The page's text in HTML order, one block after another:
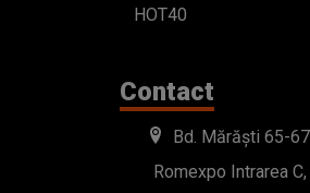
HOT40
Contact
Bd. Mărăști 65-
Romexpo Intrarea C,